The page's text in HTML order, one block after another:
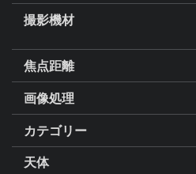
撮影機材
焦点距離
画像処理
カテゴリー
天体